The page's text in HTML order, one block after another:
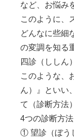
など、お悩み
このように、
どんなに些細
の変調を知る
四診（ししん
このような、
ん）』といい
て（診断方法
4つの診断方法
① 望診（ぼう